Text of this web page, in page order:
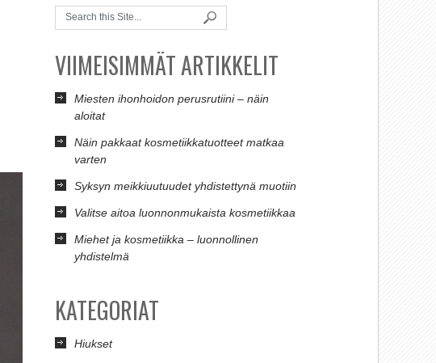
VIIMEISIMMÄT ARTIKKELIT
Miesten ihonhoidon perusrutiini – näin
aloitat
Näin pakkaat kosmetiikkatuotteet matkaa
varten
Syksyn meikkiuutuudet yhdistettynä muotiin
Valitse aitoa luonnonmukaista kosmetiikkaa
Miehet ja kosmetiikka – luonnollinen
yhdistelmä
KATEGORIAT
Hiukset